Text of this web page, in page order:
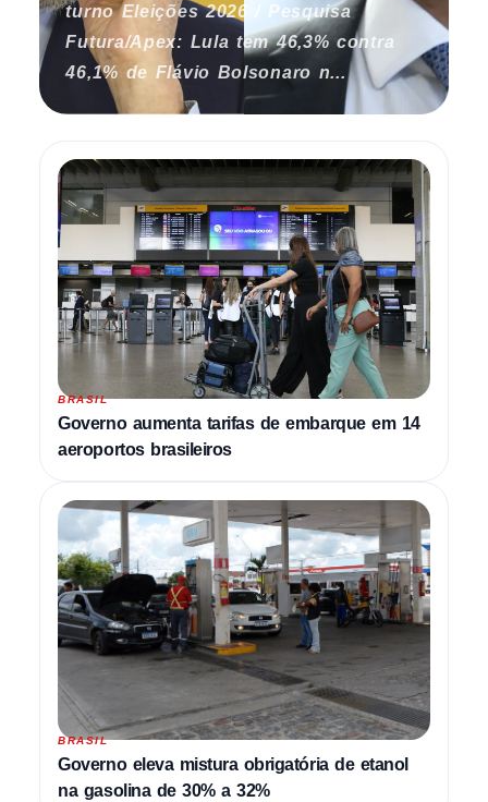
turno Eleições 2026 / Pesquisa
Futura/Apex: Lula tem 46,3% contra
46,1% de Flávio Bolsonaro n...
BRASIL
Governo aumenta tarifas de embarque em 14
aeroportos brasileiros
BRASIL
Governo eleva mistura obrigatória de etanol
na gasolina de 30% a 32%